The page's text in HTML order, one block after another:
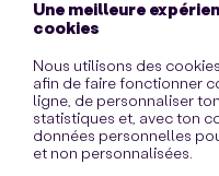
Une meilleure
cookies
Nous utilisons des
afin de faire fonctionner
ligne, de personnaliser
statistiques et, avec ton
données personnelles
et non personnalisées.